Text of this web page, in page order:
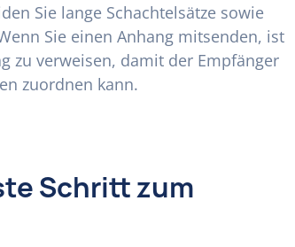
Sie lange Schachtelsätze sowie
Sie einen Anhang mitsenden, ist
zu verweisen, damit der Empfänger
zuordnen kann.
Schritt zum